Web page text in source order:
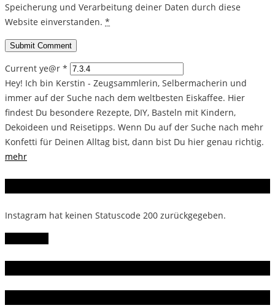
Speicherung und Verarbeitung deiner Daten durch diese
Website einverstanden. *
Current ye@r *
Hey! Ich bin Kerstin - Zeugsammlerin, Selbermacherin und
immer auf der Suche nach dem weltbesten Eiskaffee. Hier
findest Du besondere Rezepte, DIY, Basteln mit Kindern,
Dekoideen und Reisetipps. Wenn Du auf der Suche nach mehr
Konfetti für Deinen Alltag bist, dann bist Du hier genau richtig.
mehr
Instagram hat keinen Statuscode 200 zurückgegeben.